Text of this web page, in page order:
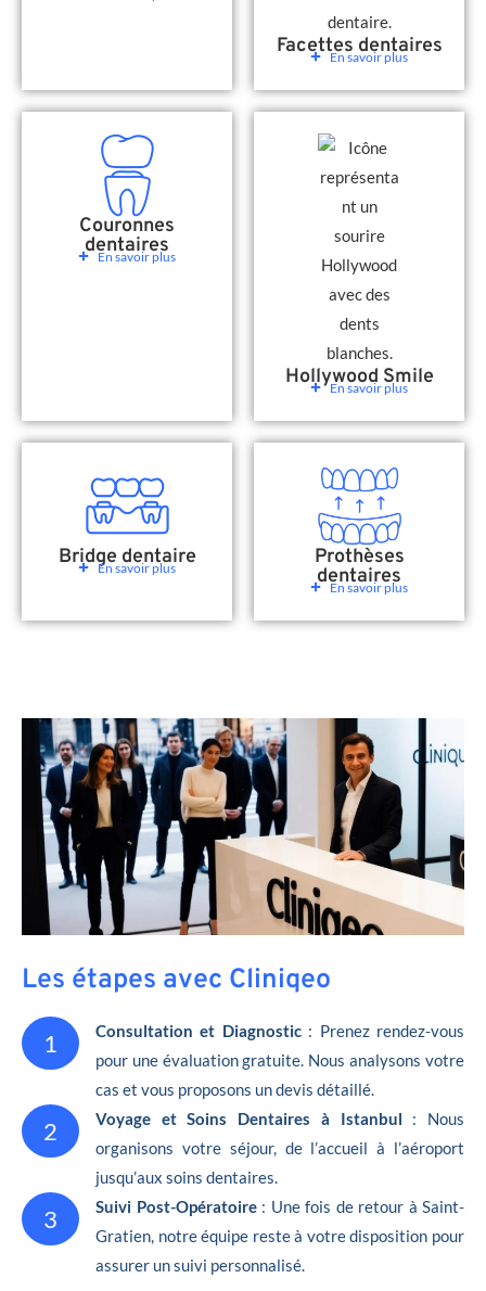
Facettes dentaires
En savoir plus
Couronnes
dentaires
En savoir plus
Hollywood Smile
En savoir plus
Bridge dentaire
En savoir plus Prothèses
dentaires
En savoir plus
Les étapes avec Cliniqeo
1 Consultation et Diagnostic: Prenez rendez-vous
pour une évaluation gratuite. Nous analysons votre
cas et vous proposons un devis détaillé.
2 Voyage et Soins Dentaires à Istanbul : Nous
organisons votre séjour, de l’accueil à l’aéroport
jusqu’aux soins dentaires.
3 Suivi Post-Opératoire : Une fois de retour à Saint-
Gratien, notre équipe reste à votre disposition pour
assurer un suivi personnalisé.